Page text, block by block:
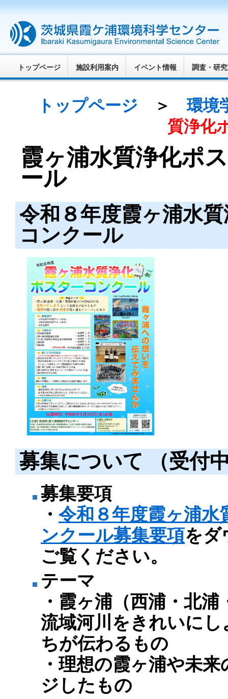
トップページ 施設利用案内 イベント情報 調査・研究
トップページ ＞環境
質浄化
霞ヶ浦水質浄化ポ
ール
令和８年度霞ヶ浦水
コンクール
募集について （受付
募集要項
・ 令和８年度霞ヶ浦水
ンクール募集要項をダ
ご覧ください。
テーマ
・霞ヶ浦（西浦・北
流域河川をきれいに
ちが伝わるもの
・理想の霞ヶ浦や未
ジしたもの